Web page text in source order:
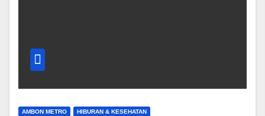
AMBON METRO HIBURAN & KESEHATAN